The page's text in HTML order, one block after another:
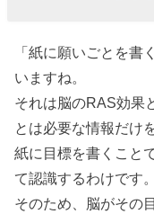
「紙に願いごとを書
いますね。
それは脳のRAS効果
とは必要な情報だけ
紙に目標を書くこと
て認識するわけです。
そのため、脳がその